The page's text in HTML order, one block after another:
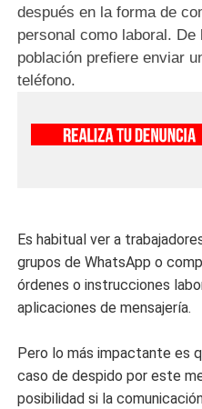
después en la forma de
personal como laboral.
población prefiere enviar
teléfono.
Es habitual ver a
grupos de WhatsApp o
órdenes o instrucciones
aplicaciones de mensajería.
Pero lo más impactante es
caso de despido por este
posibilidad si la